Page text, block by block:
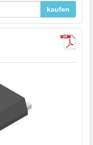
kaufen